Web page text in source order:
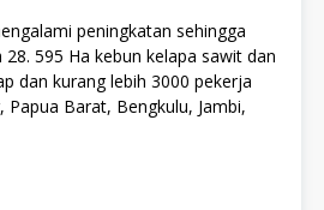
peningkatan sehingga
595 Ha kebun kelapa sawit dan
dan kurang lebih 3000 pekerja
Barat, Bengkulu, Jambi,